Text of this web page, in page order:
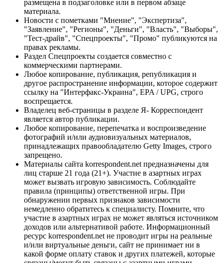
размещена в подзаголовке или в первом абзаце
материала.
Новости с пометками "Мнение", "Экспертиза",
"Заявление", "Регионы", "Деньги", "Власть", "Выборы",
"Тест-драйв", "Спецпроекты", "Промо" публикуются на
правах рекламы.
Раздел Спецпроекты создается совместно с
коммерческими партнерами.
Любое копирование, публикация, републикация и
другое распространение информации, которое содержит
ссылку на "Интерфакс-Украина", EPA / UPG, строго
воспрещается.
Владелец веб-страницы в разделе Я- Корреспондент
является автор публикации.
Любое копирование, перепечатка и воспроизведение
фотографий и/или аудиовизуальных материалов,
принадлежащих правообладателю Getty Images, строго
запрещено.
Материалы сайта korrespondent.net предназначены для
лиц старше 21 года (21+). Участие в азартных играх
может вызвать игровую зависимость. Соблюдайте
правила (принципы) ответственной игры. При
обнаружении первых признаков зависимости
немедленно обратитесь к специалисту. Помните, что
участие в азартных играх не может являться источником
доходов или альтернативой работе. Информационный
ресурс korrespondent.net не проводит игры на реальные
и/или виртуальные деньги, сайт не принимает ни в
какой форме оплату ставок и других платежей, которые